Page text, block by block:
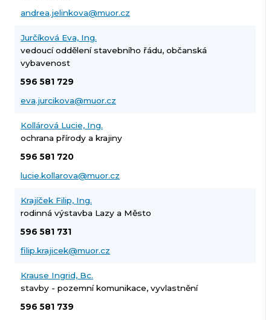
andrea.jelinkova@muor.cz
Jurčíková Eva, Ing.
vedoucí oddělení stavebního řádu, občanská
vybavenost
596 581 729
eva.jurcikova@muor.cz
Kollárová Lucie, Ing.
ochrana přírody a krajiny
596 581 720
lucie.kollarova@muor.cz
Krajíček Filip, Ing.
rodinná výstavba Lazy a Město
596 581 731
filip.krajicek@muor.cz
Krause Ingrid, Bc.
stavby - pozemní komunikace, vyvlastnění
596 581 739